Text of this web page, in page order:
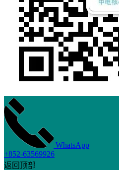
WhatsApp
+852-63569926
返回顶部